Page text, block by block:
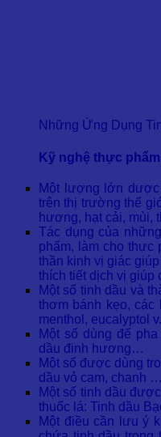
Những Ứng Dụng
Kỹ nghệ thực
Một lượng lớn
trên thị trường thế
hương, hạt cải, mùi,
Tác dụng của
phẩm, làm cho thực
thần kinh vị giác
thích tiết dịch vị giúp
Một số tinh dầu và
thơm bánh kẹo,
menthol, eucalyptol
Một số dùng để
dầu đinh hương…
Một số được dùng
dầu vỏ cam, chanh …
Một số tinh dầu
thuốc lá: Tinh dầu
Một điều cần lưu ý